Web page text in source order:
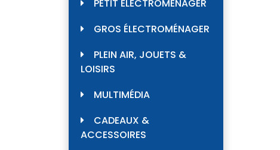
PETIT ÉLECTROMÉNAGER
GROS ÉLECTROMÉNAGER
PLEIN AIR, JOUETS &
LOISIRS
MULTIMÉDIA
CADEAUX &
ACCESSOIRES